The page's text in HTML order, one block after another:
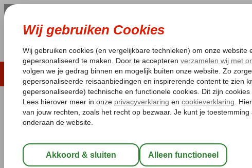
LAST MINUTE ZOMER 2026 ZONVAKANTIE
Pakketgarantie Laagsteprijsgarantie* Gratis
Home
Spanje Balearen
Palladium Palmyra
All Inclusive Hotel